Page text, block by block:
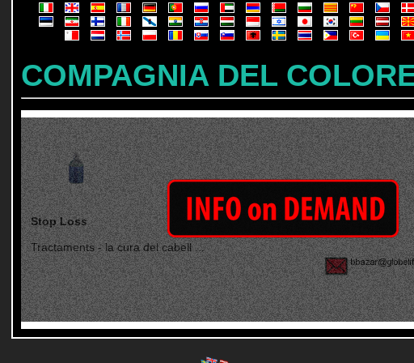
COMPAGNIA DEL
Stop Loss
Tractaments - la cura del cabell ...